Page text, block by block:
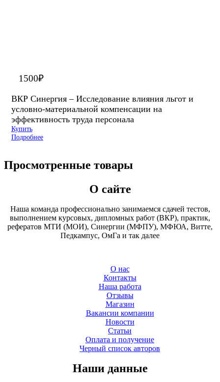
1500₽
ВКР Синергия – Исследование влияния льгот и
условно-материальной компенсации на
эффективность труда персонала
Купить
Подробнее
Просмотренные товары
О сайте
Наша команда профессионально занимаемся сдачей тестов,
выполнением курсовых, дипломных работ (ВКР), практик,
рефератов МТИ (МОИ), Синергии (МФПУ), МФЮА, Витте,
Педкампус, ОмГа и так далее
О нас
Контакты
Наша работа
Отзывы
Магазин
Вакансии компании
Новости
Статьи
Оплата и получение
Черный список авторов
Наши данные